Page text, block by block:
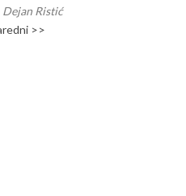
Dejan Ristić
>>